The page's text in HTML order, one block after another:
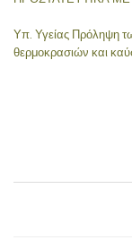
Υπ. Υγείας Πρόληψη
θερμοκρασιών και